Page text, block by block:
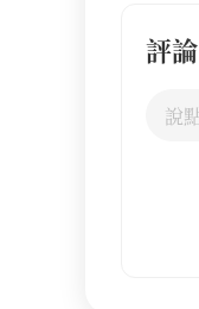
評論